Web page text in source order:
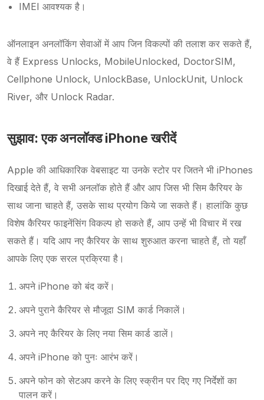
IMEI आवश्यक है।
ऑनलाइन अनलॉकिंग सेवाओं में आप जिन विकल्पों की तलाश कर सकते हैं,
वे हैं Express Unlocks, MobileUnlocked, DoctorSIM,
Cellphone Unlock, UnlockBase, UnlockUnit, Unlock
River, और Unlock Radar.
सुझाव: एक अनलॉक्ड iPhone खरीदें
Apple की आधिकारिक वेबसाइट या उनके स्टोर पर जितने भी iPhones
दिखाई देते हैं, वे सभी अनलॉक होते हैं और आप जिस भी सिम कैरियर के
साथ जाना चाहते हैं, उसके साथ प्रयोग किये जा सकते हैं। हालांकि कुछ
विशेष कैरियर फाइनेंसिंग विकल्प हो सकते हैं, आप उन्हें भी विचार में रख
सकते हैं। यदि आप नए कैरियर के साथ शुरुआत करना चाहते हैं, तो यहाँ
आपके लिए एक सरल प्रक्रिया है।
अपने iPhone को बंद करें।
अपने पुराने कैरियर से मौजूदा SIM कार्ड निकालें।
अपने नए कैरियर के लिए नया सिम कार्ड डालें।
अपने iPhone को पुनः आरंभ करें।
अपने फोन को सेटअप करने के लिए स्क्रीन पर दिए गए निर्देशों का
पालन करें।